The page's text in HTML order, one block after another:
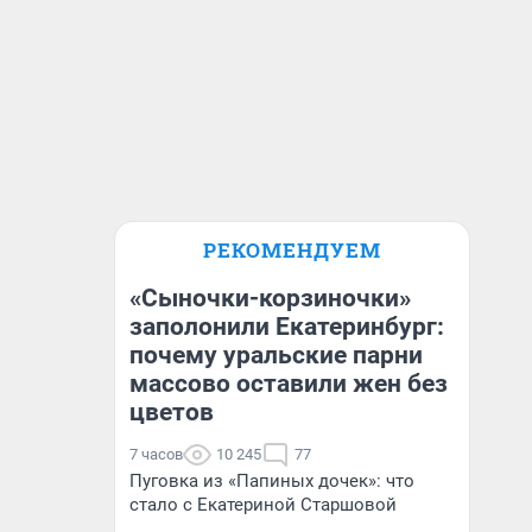
РЕКОМЕНДУЕМ
«Сыночки-корзиночки»
заполонили Екатеринбург:
почему уральские парни
массово оставили жен без
цветов
7 часов 10 245 77
Пуговка из «Папиных дочек»: что
стало с Екатериной Старшовой